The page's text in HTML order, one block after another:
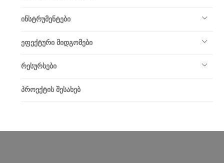
ინსტრუმენტები
ეფექტური მიდგომები
რესურსები
პროექტის შესახებ